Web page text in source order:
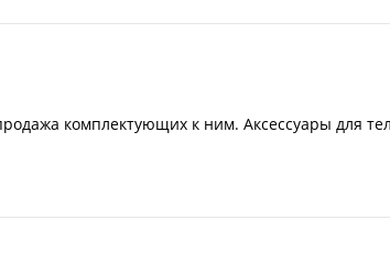
комплектующих к ним. Аксессуары для